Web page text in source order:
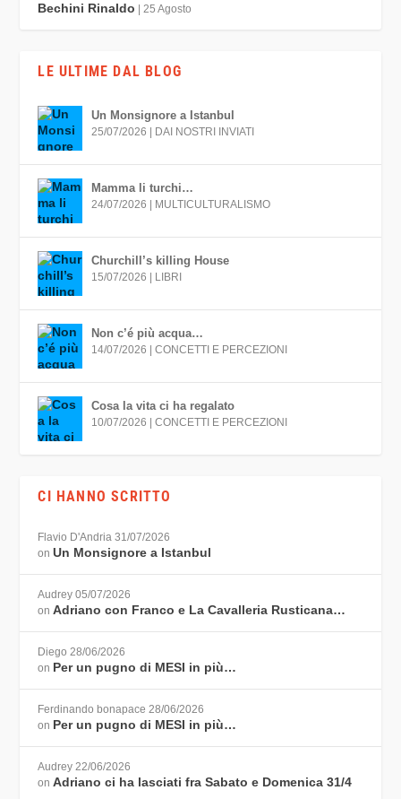
Bechini Rinaldo | 25 Agosto
LE ULTIME DAL BLOG
Un Monsignore a Istanbul
25/07/2026 DAI NOSTRI INVIATI
Mamma li turchi…
24/07/2026 MULTICULTURALISMO
Churchill’s killing House
15/07/2026 LIBRI
Non c’é più acqua…
14/07/2026 |CONCETTI E PERCEZIONI
Cosa la vita ci ha regalato
10/07/2026 |CONCETTI E PERCEZIONI
CI HANNO SCRITTO
Flavio D'Andria 31/07/2026
onUn Monsignore a Istanbul
Audrey 05/07/2026
onAdriano con Franco e La Cavalleria Rusticana…
Diego 28/06/2026
on Per un pugno di MESI in più…
Ferdinando bonapace 28/06/2026
on Per un pugno di MESI in più…
Audrey 22/06/2026
onAdriano ci ha lasciati fra Sabato e Domenica 31/4